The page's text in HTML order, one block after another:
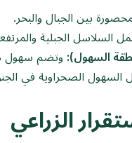
بين الجبال والبحر.
السلاسل الجبلية
السهول): وتضم سهول
السهول الصحراوية في
الزراعي